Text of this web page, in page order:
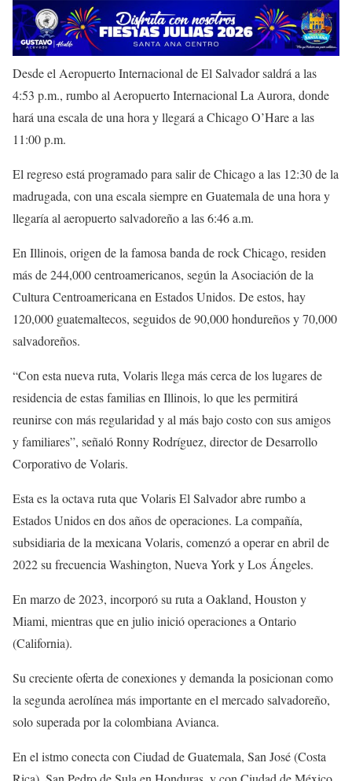
Desde el Aeropuerto Internacional de El Salvador saldrá a las
4:53 p.m., rumbo al Aeropuerto Internacional La Aurora, donde
hará una escala de una hora y llegará a Chicago O’Hare a las
11:00 p.m.
El regreso está programado para salir de Chicago a las 12:30 de la
madrugada, con una escala siempre en Guatemala de una hora y
llegaría al aeropuerto salvadoreño a las 6:46 a.m.
En Illinois, origen de la famosa banda de rock Chicago, residen
más de 244,000 centroamericanos, según la Asociación de la
Cultura Centroamericana en Estados Unidos. De estos, hay
120,000 guatemaltecos, seguidos de 90,000 hondureños y 70,000
salvadoreños.
“Con esta nueva ruta, Volaris llega más cerca de los lugares de
residencia de estas familias en Illinois, lo que les permitirá
reunirse con más regularidad y al más bajo costo con sus amigos
y familiares”, señaló Ronny Rodríguez, director de Desarrollo
Corporativo de Volaris.
Esta es la octava ruta que Volaris El Salvador abre rumbo a
Estados Unidos en dos años de operaciones. La compañía,
subsidiaria de la mexicana Volaris, comenzó a operar en abril de
2022 su frecuencia Washington, Nueva York y Los Ángeles.
En marzo de 2023, incorporó su ruta a Oakland, Houston y
Miami, mientras que en julio inició operaciones a Ontario
(California).
Su creciente oferta de conexiones y demanda la posicionan como
la segunda aerolínea más importante en el mercado salvadoreño,
solo superada por la colombiana Avianca.
En el istmo conecta con Ciudad de Guatemala, San José (Costa